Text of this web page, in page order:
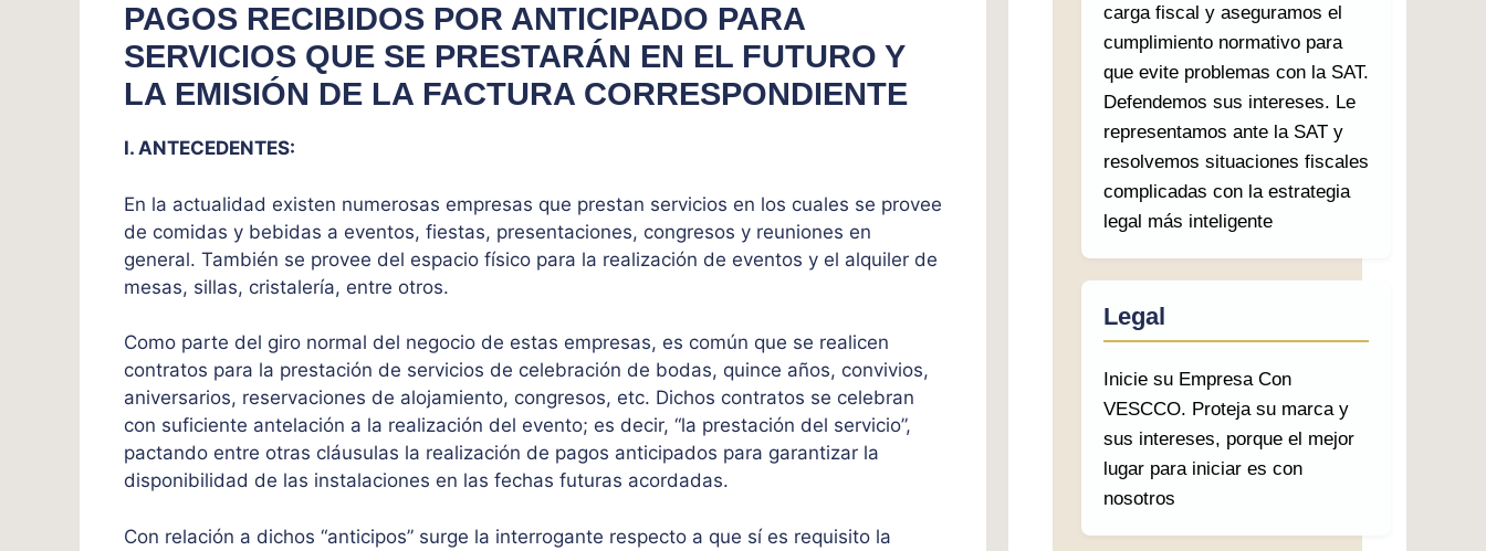
PAGOS RECIBIDOS POR ANTICIPADO PARA
SERVICIOS QUE SE PRESTARÁN EN EL FUTURO Y
LA EMISIÓN DE LA FACTURA CORRESPONDIENTE
I. ANTECEDENTES:
En la actualidad existen numerosas empresas que prestan servicios en los cuales se provee
de comidas y bebidas a eventos, fiestas, presentaciones, congresos y reuniones en
general. También se provee del espacio físico para la realización de eventos y el alquiler de
mesas, sillas, cristalería, entre otros.
Como parte del giro normal del negocio de estas empresas, es común que se realicen
contratos para la prestación de servicios de celebración de bodas, quince años, convivios,
aniversarios, reservaciones de alojamiento, congresos, etc. Dichos contratos se celebran
con suficiente antelación a la realización del evento; es decir, “la prestación del servicio”,
pactando entre otras cláusulas la realización de pagos anticipados para garantizar la
disponibilidad de las instalaciones en las fechas futuras acordadas.
Con relación a dichos “anticipos” surge la interrogante respecto a que sí es requisito la
carga fiscal y aseguramos el
cumplimiento normativo para
que evite problemas con la SAT.
Defendemos sus intereses. Le
representamos ante la SAT y
resolvemos situaciones fiscales
complicadas con la estrategia
legal más inteligente
Legal
Inicie su Empresa Con
VESCCO. Proteja su marca y
sus intereses, porque el mejor
lugar para iniciar es con
nosotros